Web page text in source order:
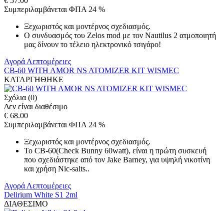
Συμπεριλαμβάνεται ΦΠΑ 24 %
Ξεχωριστός και μοντέρνος σχεδιασμός.
Ο συνδυασμός του Zelos mod με τον Nautilus 2 ατμοποιητή
μας δίνουν το τέλειο ηλεκτρονικό τσιγάρο!
Αγορά Λεπτομέρειες
CB-60 WITH AMOR NS ATOMIZER KIT WISMEC
ΚΑΤΑΡΓΗΘΗΚΕ
Σχόλια (0)
Δεν είναι διαθέσιμο
€ 68.00
Συμπεριλαμβάνεται ΦΠΑ 24 %
Ξεχωριστός και μοντέρνος σχεδιασμός.
Το CB-60(Check Bunny 60watt), είναι η πρώτη συσκευή
που σχεδιάστηκε από τον Jake Barney, για υψηλή νικοτίνη
και χρήση Nic-salts..
Αγορά Λεπτομέρειες
Delirium White S1 2ml
ΔΙΑΘΕΣΙΜΟ